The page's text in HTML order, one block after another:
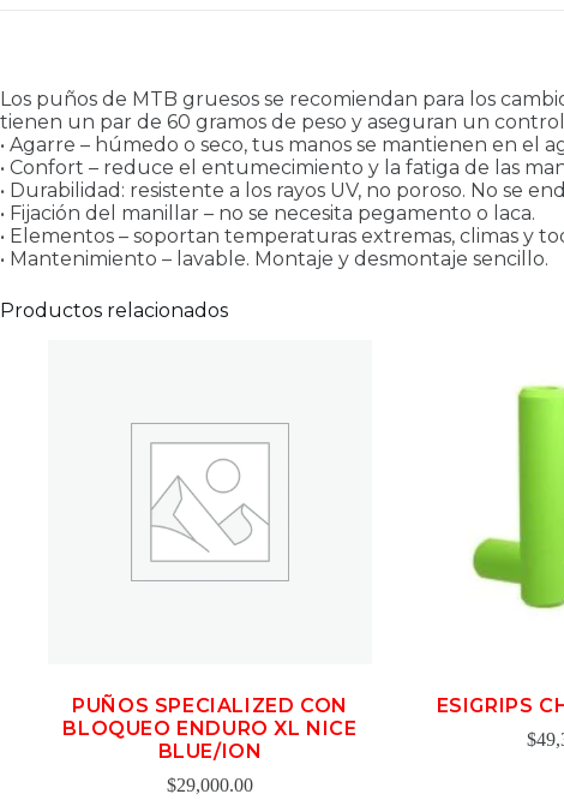
Los puños de MTB gruesos se recomiendan para los
tienen un par de 60 gramos de peso y aseguran un
• Agarre – húmedo o seco, tus manos se mantienen en el
• Confort – reduce el entumecimiento y la fatiga de las
• Durabilidad: resistente a los rayos UV, no poroso. No se
• Fijación del manillar – no se necesita pegamento o laca.
• Elementos – soportan temperaturas extremas, climas y
• Mantenimiento – lavable. Montaje y desmontaje sencillo.
Productos relacionados
PUÑOS SPECIALIZED CON
BLOQUEO ENDURO XL NICE
BLUE/ION
$29,000.00
ESIGRIPS
$